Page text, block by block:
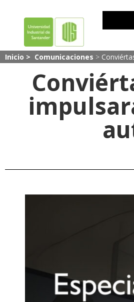
Inicio > Comunicaciones >